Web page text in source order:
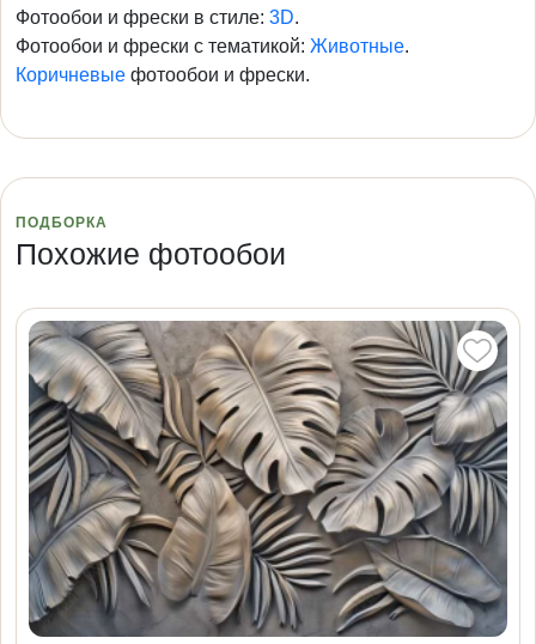
Фотообои и фрески в стиле: 3D.
Фотообои и фрески с тематикой: Животные.
Коричневые фотообои и фрески.
ПОДБОРКА
Похожие фотообои